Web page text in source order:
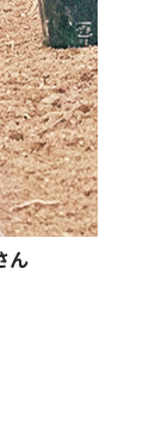
ん